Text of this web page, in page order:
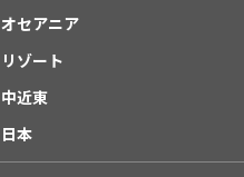
オセアニア
リゾート
中近東
日本